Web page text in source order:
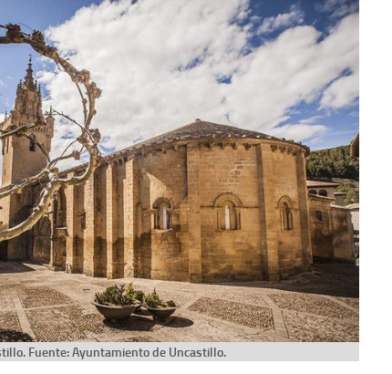
Fuente: Ayuntamiento de Uncastillo.